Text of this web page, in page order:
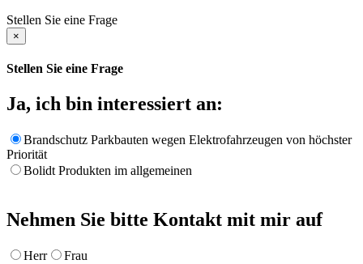
Stellen Sie eine Frage
×
Stellen Sie eine Frage
Ja, ich bin interessiert an:
Brandschutz Parkbauten wegen Elektrofahrzeugen von höchster
Priorität
Bolidt Produkten im allgemeinen
Nehmen Sie bitte Kontakt mit mir auf
Herr Frau